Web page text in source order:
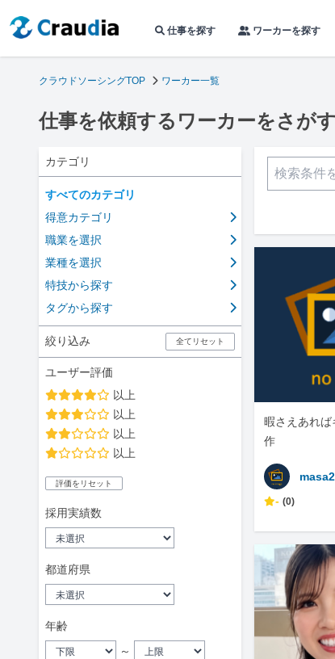
仕事を探す ワーカーを探す
クラウドソーシングTOP ワーカー一覧
仕事を依頼するワーカーをさがす
カテゴリ
すべてのカテゴリ
得意カテゴリ
職業を選択
業種を選択
特技から探す
タグから探す
絞り込み 全てリセット
ユーザー評価
以上
以上
以上
以上
評価をリセット
採用実績数
都道府県
年齢
～
暇さえあれば
作
- (0)